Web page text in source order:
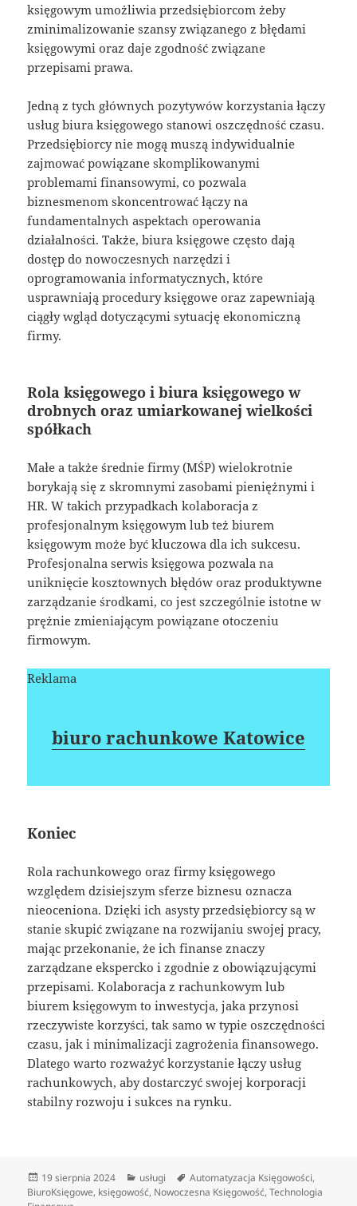
księgowym umożliwia przedsiębiorcom żeby
zminimalizowanie szansy związanego z błędami
księgowymi oraz daje zgodność związane
przepisami prawa.
Jedną z tych głównych pozytywów korzystania łączy
usług biura księgowego stanowi oszczędność czasu.
Przedsiębiorcy nie mogą muszą indywidualnie
zajmować powiązane skomplikowanymi
problemami finansowymi, co pozwala
biznesmenom skoncentrować łączy na
fundamentalnych aspektach operowania
działalności. Także, biura księgowe często dają
dostęp do nowoczesnych narzędzi i
oprogramowania informatycznych, które
usprawniają procedury księgowe oraz zapewniają
ciągły wgląd dotyczącymi sytuację ekonomiczną
firmy.
Rola księgowego i biura księgowego w
drobnych oraz umiarkowanej wielkości
spółkach
Małe a także średnie firmy (MŚP) wielokrotnie
borykają się z skromnymi zasobami pieniężnymi i
HR. W takich przypadkach kolaboracja z
profesjonalnym księgowym lub też biurem
księgowym może być kluczowa dla ich sukcesu.
Profesjonalna serwis księgowa pozwala na
uniknięcie kosztownych błędów oraz produktywne
zarządzanie środkami, co jest szczególnie istotne w
prężnie zmieniającym powiązane otoczeniu
firmowym.
Reklama
biuro rachunkowe Katowice
Koniec
Rola rachunkowego oraz firmy księgowego
względem dzisiejszym sferze biznesu oznacza
nieoceniona. Dzięki ich asysty przedsiębiorcy są w
stanie skupić związane na rozwijaniu swojej pracy,
mając przekonanie, że ich finanse znaczy
zarządzane ekspercko i zgodnie z obowiązującymi
przepisami. Kolaboracja z rachunkowym lub
biurem księgowym to inwestycja, jaka przynosi
rzeczywiste korzyści, tak samo w typie oszczędności
czasu, jak i minimalizacji zagrożenia finansowego.
Dlatego warto rozważyć korzystanie łączy usług
rachunkowych, aby dostarczyć swojej korporacji
stabilny rozwoju i sukces na rynku.
Data
publikacji
19 sierpnia 2024 Kategorie
usługi Tagi
Automatyzacja Księgowości,
BiuroKsięgowe, księgowość, Nowoczesna Księgowość,Technologia